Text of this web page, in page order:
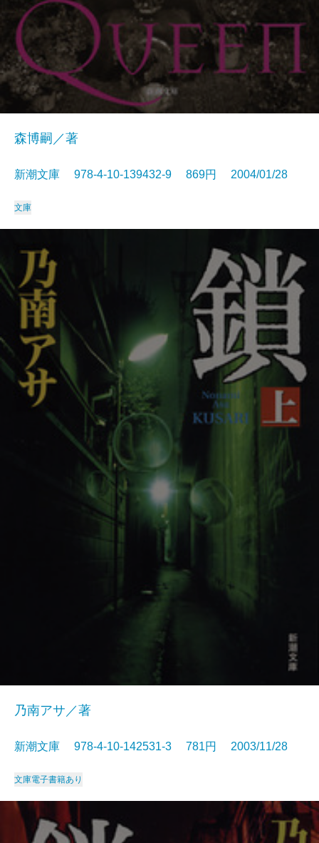
森博嗣／著
新潮文庫 978-4-10-139432-9 869円 2004/01/28
文庫
乃南アサ／著
新潮文庫 978-4-10-142531-3 781円 2003/11/28
文庫電子書籍あり